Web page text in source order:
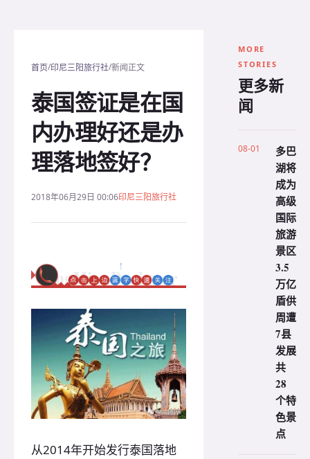
首页/印尼三阳旅行社/新闻正文
泰国签证是在国
内办理好还是办
理落地签好？
2018年06月29日 00:06印尼三阳旅行社
从2014年开始发行泰国落地
MORE
STORIES
更多新
闻
08-01
多巴
湖将
成为
高级
国际
旅游
景区
3.5
万亿
盾供
周遭
7县
发展
共
28
个特
色景
点